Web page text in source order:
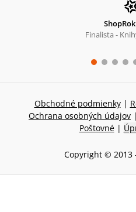
Finalista -
Obchodné podmienky |
Ochrana osobných údajov |
Poštovné |
Copyright © 2013